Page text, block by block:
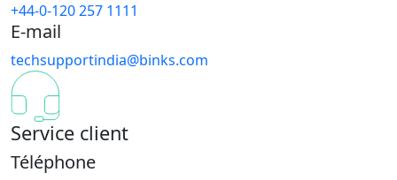
+44-0-120 257 1111
E-mail
techsupportindia@binks.com
Service client
Téléphone